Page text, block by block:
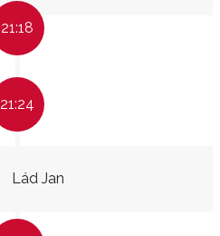
21:18
21:24
Lád Jan